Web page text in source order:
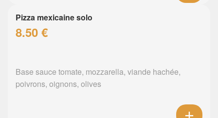
Pizza mexicaine solo
8.50 €
Base sauce tomate, mozzarella, viande hachée,
poivrons, oignons, olives